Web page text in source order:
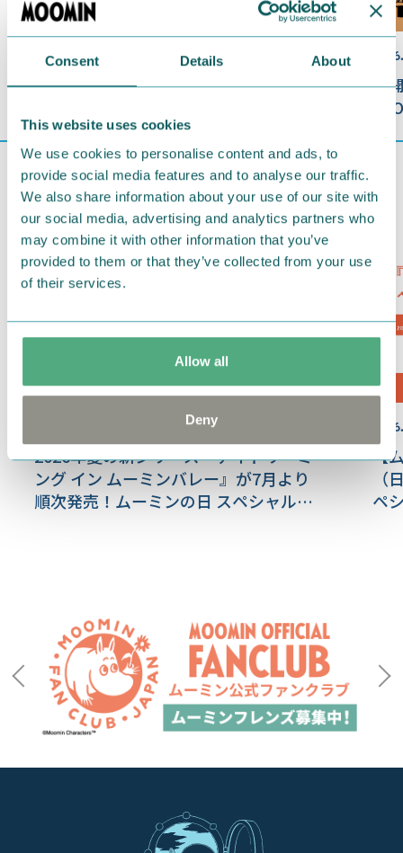
Consent Details About
This website uses cookies
We use cookies to personalise content and ads, to
provide social media features and to analyse our traffic.
We also share information about your use of our site with
our social media, advertising and analytics partners who
may combine it with other information that you’ve
provided to them or that they’ve collected from your use
of their services.
Allow all
Deny
2026.08.01
【8月9日（日）開催】ムーミンの日 ス
【
2026年夏の新シリーズ『デイドリーミ
ング イン ムーミンバレー』が7月より
順次発売！ムーミンの日 スペシャルイ
【
（
ペ